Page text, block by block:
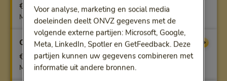
€ 120
Max. per kalenderjaar
Optifit Vergoeding
€ 200
Max. per kalenderjaar
Voor analyse, marketing en social media
doeleinden deelt ONVZ gegevens met de
volgende externe partijen: Microsoft, Google,
Meta, LinkedIn, Spotler en GetFeedback. Deze
partijen kunnen uw gegevens combineren met
informatie uit andere bronnen.